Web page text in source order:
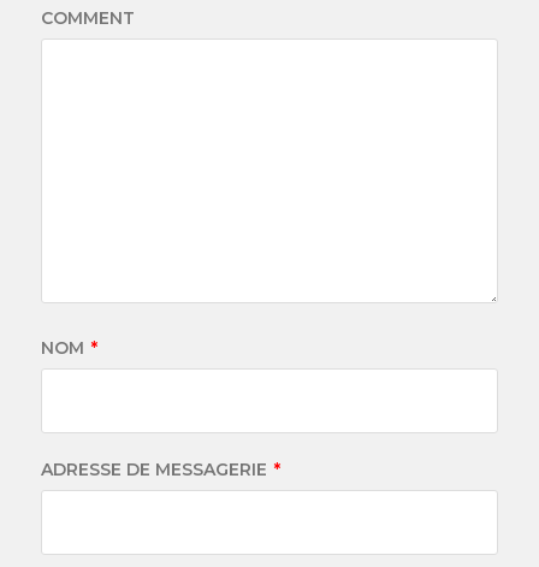
COMMENT
NOM *
ADRESSE DE MESSAGERIE *